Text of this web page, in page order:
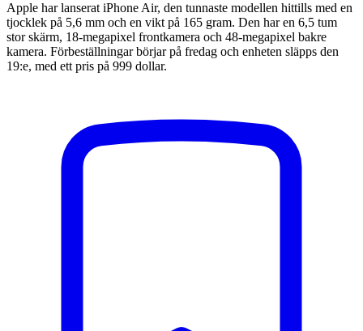
Apple har lanserat iPhone Air, den tunnaste modellen hittills med en
tjocklek på 5,6 mm och en vikt på 165 gram. Den har en 6,5 tum
stor skärm, 18-megapixel frontkamera och 48-megapixel bakre
kamera. Förbeställningar börjar på fredag och enheten släpps den
19:e, med ett pris på 999 dollar.